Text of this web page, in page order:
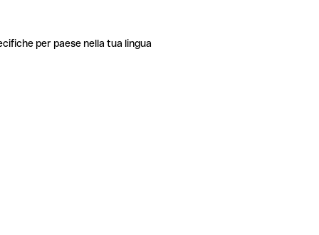
per paese nella tua lingua